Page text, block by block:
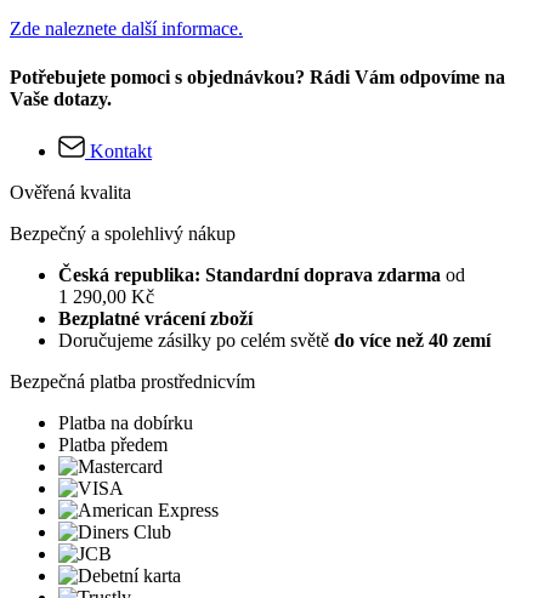
Zde naleznete další informace.
Potřebujete pomoci s objednávkou? Rádi Vám odpovíme na
Vaše dotazy.
Kontakt
Ověřená kvalita
Bezpečný a spolehlivý nákup
Česká republika: Standardní doprava zdarma od
1 290,00 Kč
Bezplatné vrácení zboží
Doručujeme zásilky po celém světě do více než 40 zemí
Bezpečná platba prostřednicvím
Platba na dobírku
Platba předem